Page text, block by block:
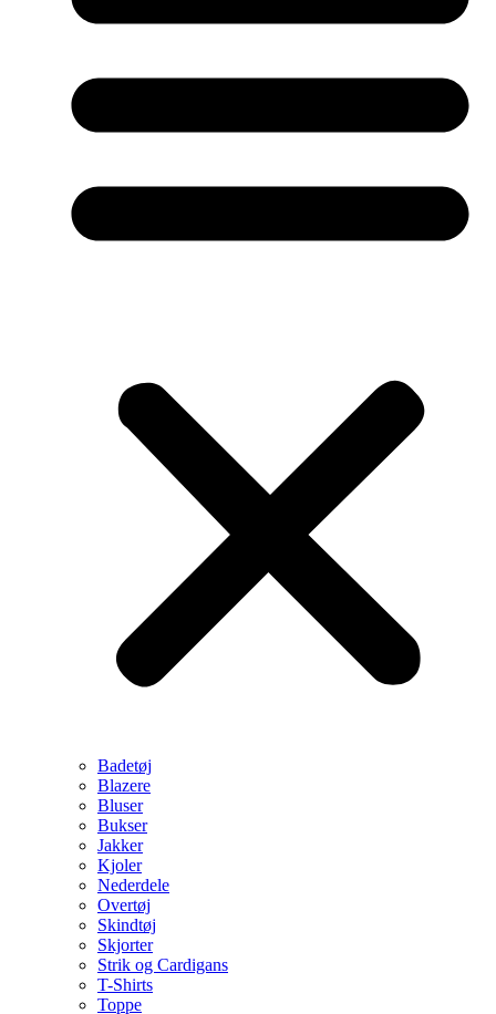
Badetøj
Blazere
Bluser
Bukser
Jakker
Kjoler
Nederdele
Overtøj
Skindtøj
Skjorter
Strik og Cardigans
T-Shirts
Toppe